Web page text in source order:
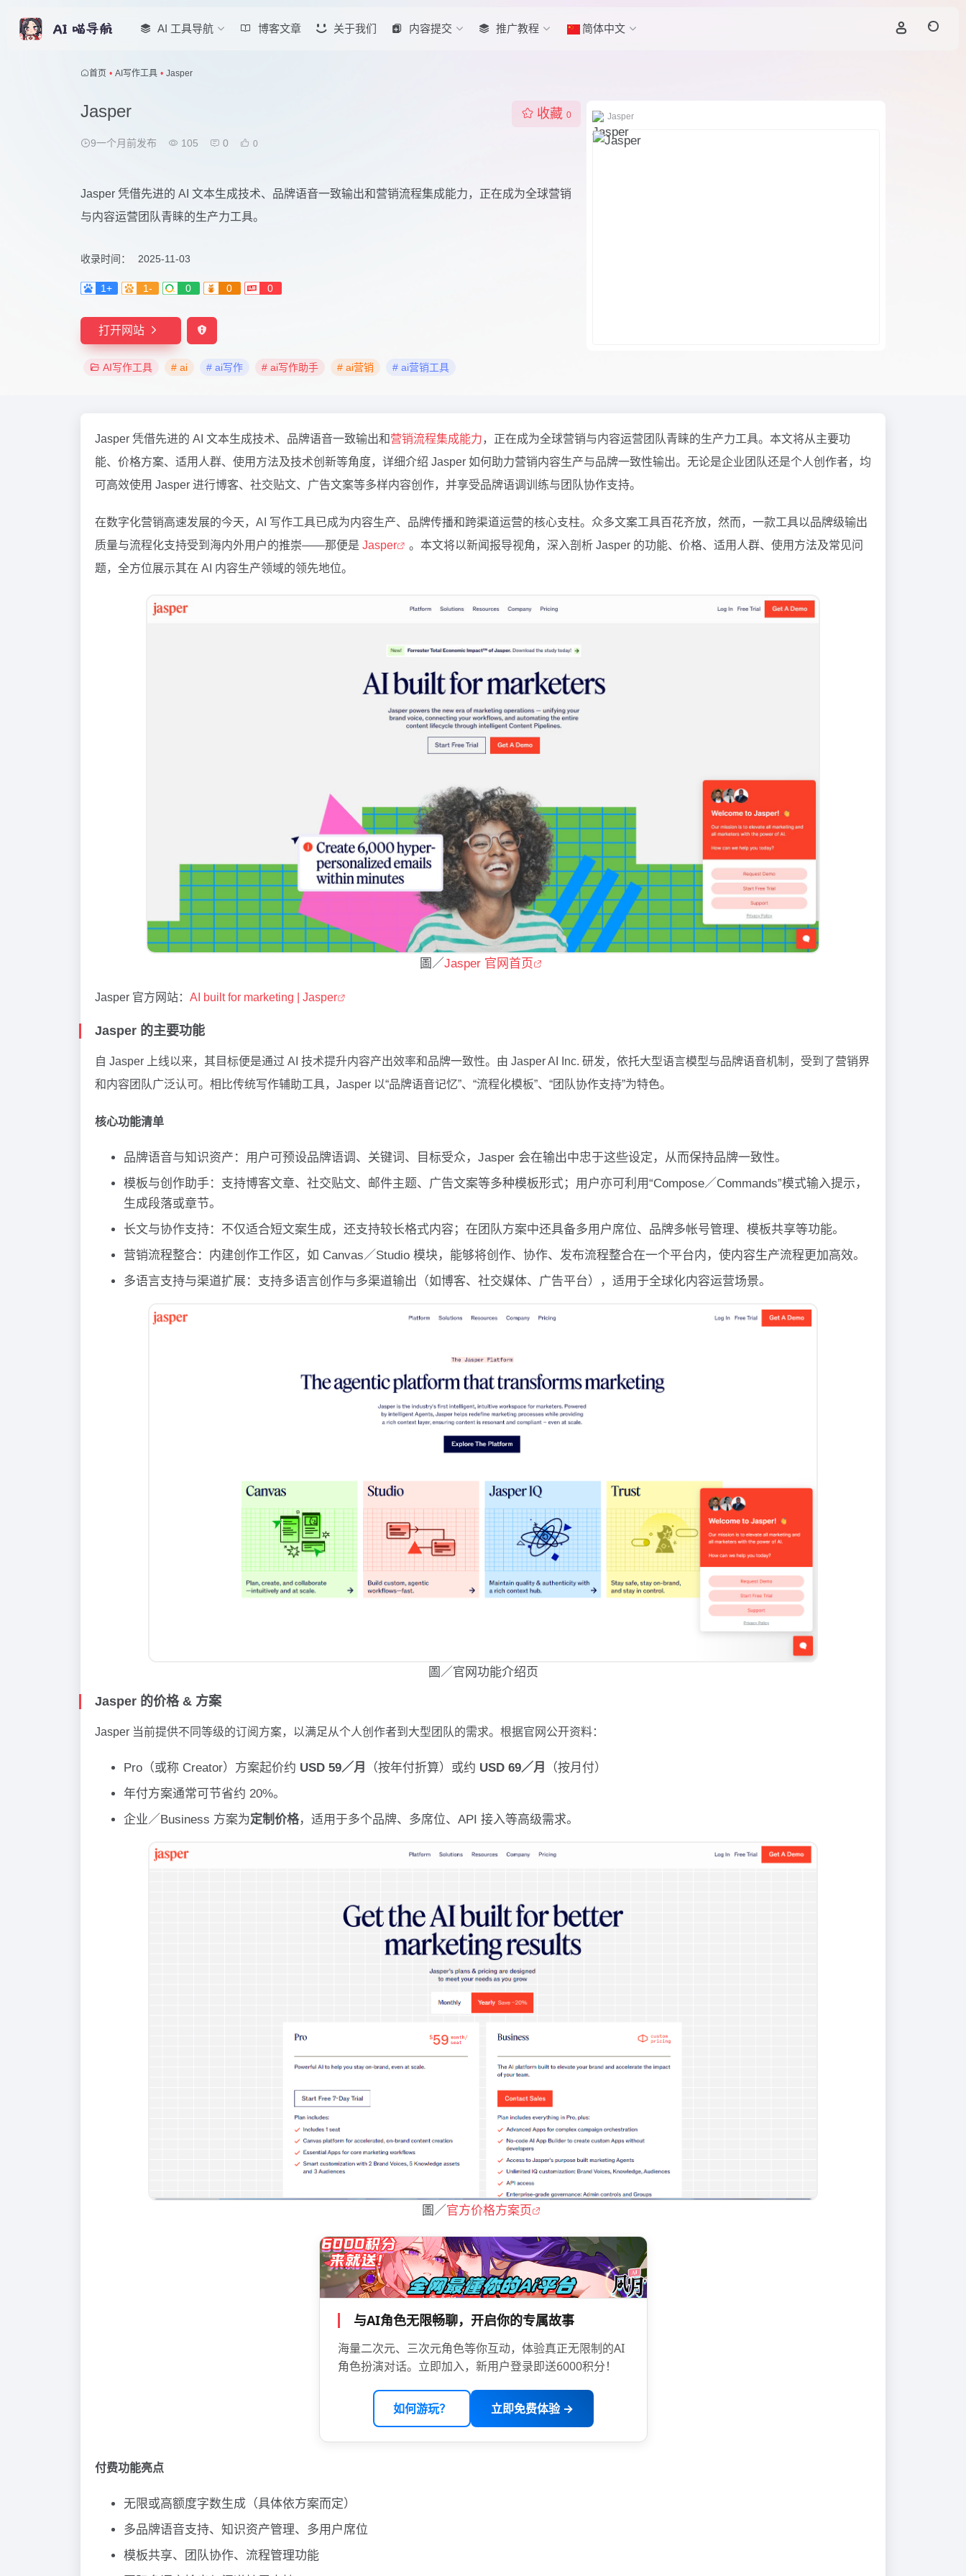
AI 工具导航 博客文章 关于我们 内容提交 推广教程 简体中文
首页 • AI写作工具 • Jasper
Jasper
9一个月前发布 105 0 0
收藏 0
Jasper 凭借先进的 AI 文本生成技术、品牌语音一致输出和营销流程集成能力，正在成为全球营销
与内容运营团队青睐的生产力工具。
收录时间： 2025-11-03
1+ 1- 0 0 0
打开网站
AI写作工具 # ai # ai写作 # ai写作助手 # ai营销 # ai营销工具
Jasper
Jasper 凭借先进的 AI 文本生成技术、品牌语音一致输出和营销流程集成能力，正在成为全球营销与内容运营团队青睐的生产力工具。本文将从主要功
能、价格方案、适用人群、使用方法及技术创新等角度，详细介绍 Jasper 如何助力营销内容生产与品牌一致性输出。无论是企业团队还是个人创作者，均
可高效使用 Jasper 进行博客、社交贴文、广告文案等多样内容创作，并享受品牌语调训练与团队协作支持。
在数字化营销高速发展的今天，AI 写作工具已成为内容生产、品牌传播和跨渠道运营的核心支柱。众多文案工具百花齐放，然而，一款工具以品牌级输出
质量与流程化支持受到海内外用户的推崇——那便是 Jasper
。本文将以新闻报导视角，深入剖析 Jasper 的功能、价格、适用人群、使用方法及常见问
题，全方位展示其在 AI 内容生产领域的领先地位。
圖／Jasper 官网首页
Jasper 官方网站： AI built for marketing | Jasper
Jasper 的主要功能
自 Jasper 上线以来，其目标便是通过 AI 技术提升内容产出效率和品牌一致性。由 Jasper AI Inc. 研发，依托大型语言模型与品牌语音机制，受到了营销界
和内容团队广泛认可。相比传统写作辅助工具，Jasper 以“品牌语音记忆”、“流程化模板”、“团队协作支持”为特色。
核心功能清单
品牌语音与知识资产：用户可预设品牌语调、关键词、目标受众，Jasper 会在输出中忠于这些设定，从而保持品牌一致性。
模板与创作助手：支持博客文章、社交贴文、邮件主题、广告文案等多种模板形式；用户亦可利用“Compose／Commands”模式输入提示，
生成段落或章节。
长文与协作支持：不仅适合短文案生成，还支持较长格式内容；在团队方案中还具备多用户席位、品牌多帐号管理、模板共享等功能。
营销流程整合：内建创作工作区，如 Canvas／Studio 模块，能够将创作、协作、发布流程整合在一个平台内，使内容生产流程更加高效。
多语言支持与渠道扩展：支持多语言创作与多渠道输出（如博客、社交媒体、广告平台），适用于全球化内容运营场景。
圖／官网功能介绍页
Jasper 的价格 & 方案
Jasper 当前提供不同等级的订阅方案，以满足从个人创作者到大型团队的需求。根据官网公开资料：
Pro（或称 Creator）方案起价约 USD 59／月 （按年付折算）或约 USD 69／月
（按月付）
年付方案通常可节省约 20%。
企业／Business 方案为定制价格，适用于多个品牌、多席位、API 接入等高级需求。
圖／官方价格方案页
与AI角色无限畅聊，开启你的专属故事
海量二次元、三次元角色等你互动，体验真正无限制的AI
角色扮演对话。立即加入，新用户登录即送6000积分！
如何游玩？ 立即免费体验 →
付费功能亮点
无限或高额度字数生成（具体依方案而定）
多品牌语音支持、知识资产管理、多用户席位
模板共享、团队协作、流程管理功能